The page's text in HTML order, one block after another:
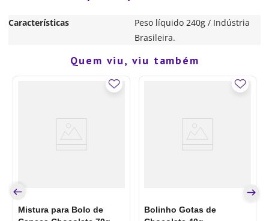
Características
Peso líquido 240g / Indústria
Brasileira.
Quem viu, viu também
Mistura para Bolo de
Bolinho Gotas de